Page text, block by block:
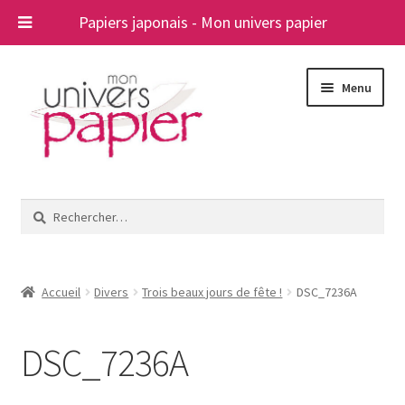
Papiers japonais - Mon univers papier
navigation
contenu
Menu
le
A propos
Rechercher :
Accueil Divers Trois beaux jours de fête ! DSC_7236A
DSC_7236A